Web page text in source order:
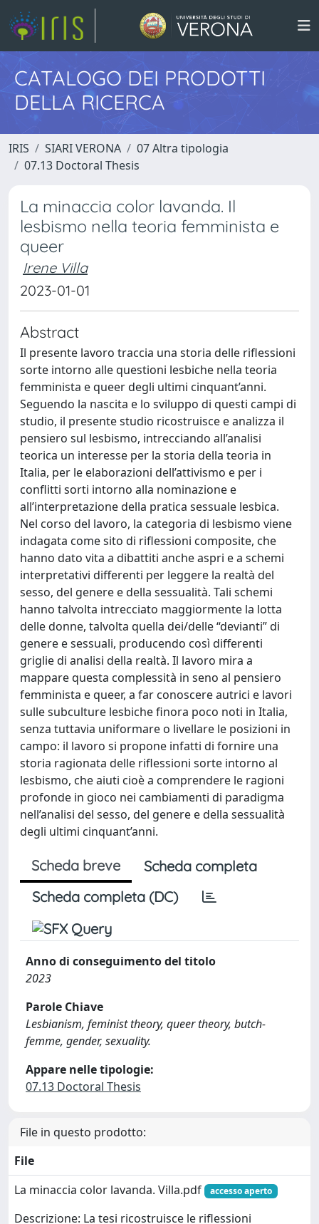
CATALOGO DEI PRODOTTI
DELLA RICERCA
IRIS SIARI VERONA
07 Altra tipologia
07.13 Doctoral Thesis
La minaccia color lavanda. Il
lesbismo nella teoria femminista e
queer
Irene Villa
2023-01-01
Abstract
Il presente lavoro traccia una storia delle riflessioni
sorte intorno alle questioni lesbiche nella teoria
femminista e queer degli ultimi cinquant’anni.
Seguendo la nascita e lo sviluppo di questi campi di
studio, il presente studio ricostruisce e analizza il
pensiero sul lesbismo, intrecciando all’analisi
teorica un interesse per la storia della teoria in
Italia, per le elaborazioni dell’attivismo e per i
conflitti sorti intorno alla nominazione e
all’interpretazione della pratica sessuale lesbica.
Nel corso del lavoro, la categoria di lesbismo viene
indagata come sito di riflessioni composite, che
hanno dato vita a dibattiti anche aspri e a schemi
interpretativi differenti per leggere la realtà del
sesso, del genere e della sessualità. Tali schemi
hanno talvolta intrecciato maggiormente la lotta
delle donne, talvolta quella dei/delle “devianti” di
genere e sessuali, producendo così differenti
griglie di analisi della realtà. Il lavoro mira a
mappare questa complessità in seno al pensiero
femminista e queer, a far conoscere autrici e lavori
sulle subculture lesbiche finora poco noti in Italia,
senza tuttavia uniformare o livellare le posizioni in
campo: il lavoro si propone infatti di fornire una
storia ragionata delle riflessioni sorte intorno al
lesbismo, che aiuti cioè a comprendere le ragioni
profonde in gioco nei cambiamenti di paradigma
nell’analisi del sesso, del genere e della sessualità
degli ultimi cinquant’anni.
Scheda breve
Scheda completa
Scheda completa (DC)
Anno di conseguimento del titolo
2023
Parole Chiave
Lesbianism, feminist theory, queer theory, butch-
femme, gender, sexuality.
Appare nelle tipologie:
07.13 Doctoral Thesis
File in questo prodotto:
File
La minaccia color lavanda. Villa.pdf
accesso aperto
Descrizione: La tesi ricostruisce le riflessioni